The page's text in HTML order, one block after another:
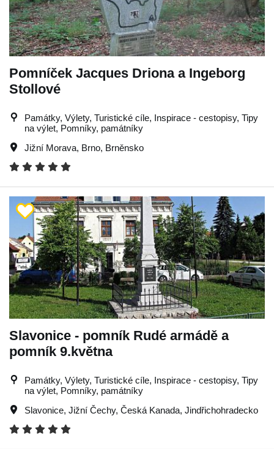
Pomníček Jacques Driona a Ingeborg
Stollové
Památky, Výlety, Turistické cíle, Inspirace - cestopisy, Tipy
na výlet, Pomníky, památníky
Jižní Morava, Brno, Brněnsko
Slavonice - pomník Rudé armádě a
pomník 9.května
Památky, Výlety, Turistické cíle, Inspirace - cestopisy, Tipy
na výlet, Pomníky, památníky
Slavonice, Jižní Čechy, Česká Kanada, Jindřichohradecko